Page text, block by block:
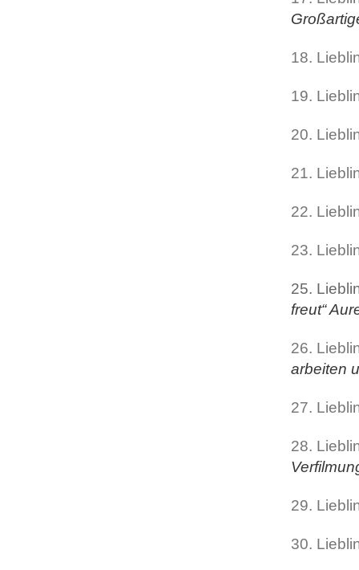
18.
19.
20.
21.
22.
23.
25.
freut“
26.
arbeiten
27.
28.
29.
30.